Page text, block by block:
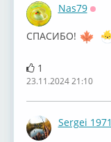
Nas79
СПАСИБО!
1
23.11.2024 21:10
Sergei 1971